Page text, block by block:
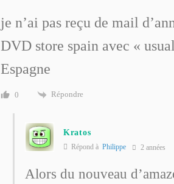
je n’ai pas reçu de mail
DVD store spain avec «
Espagne
0 Répondre
Kratos
Répond à Philippe 2 années
Alors du nouveau